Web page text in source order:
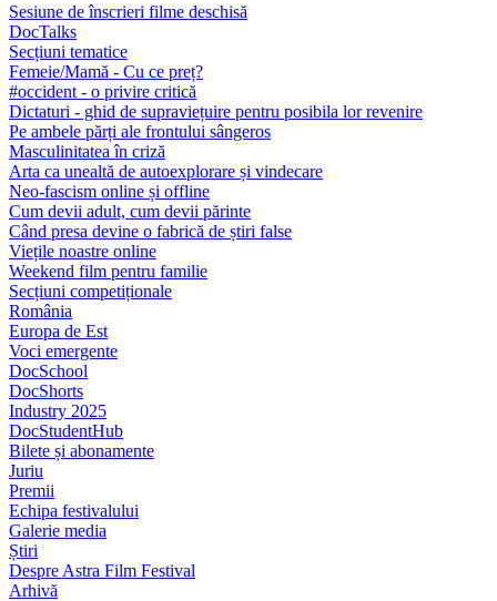
Sesiune de înscrieri filme deschisă
DocTalks
Secțiuni tematice
Femeie/Mamă - Cu ce preț?
#occident - o privire critică
Dictaturi - ghid de supraviețuire pentru posibila lor revenire
Pe ambele părți ale frontului sângeros
Masculinitatea în criză
Arta ca unealtă de autoexplorare și vindecare
Neo-fascism online și offline
Cum devii adult, cum devii părinte
Când presa devine o fabrică de știri false
Viețile noastre online
Weekend film pentru familie
Secțiuni competiționale
România
Europa de Est
Voci emergente
DocSchool
DocShorts
Industry 2025
DocStudentHub
Bilete și abonamente
Juriu
Premii
Echipa festivalului
Galerie media
Știri
Despre Astra Film Festival
Arhivă